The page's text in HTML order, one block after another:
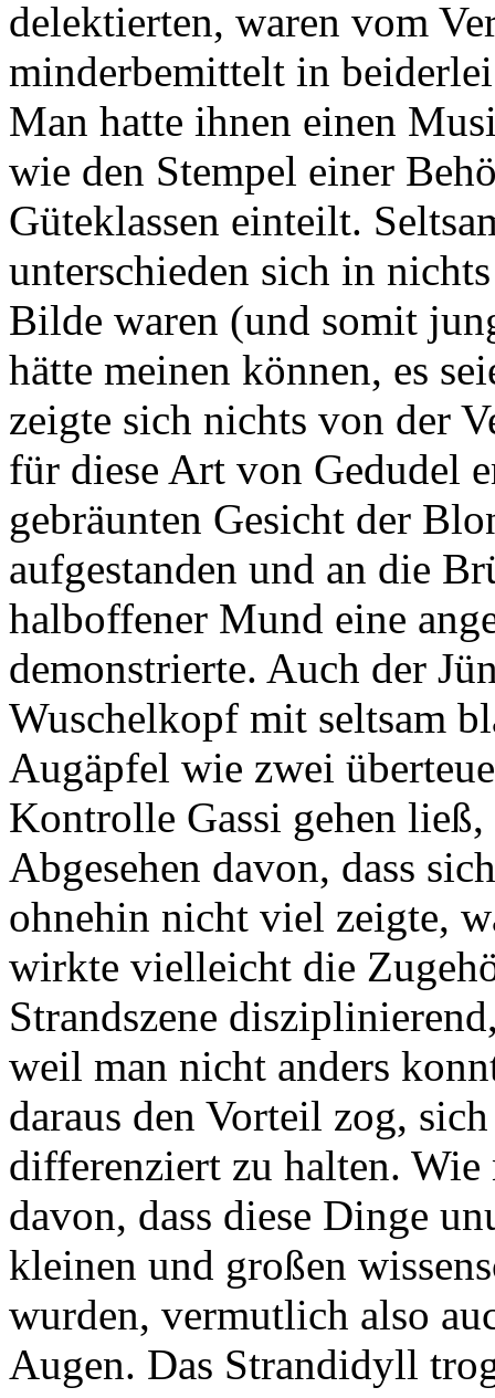
delektierten, waren vom
minderbemittelt in
Man hatte ihnen einen
wie den Stempel einer
Güteklassen einteilt.
unterschieden sich in
Bilde waren (und somit
hätte meinen können, es
zeigte sich nichts von der
für diese Art von Gedudel
gebräunten Gesicht der
aufgestanden und an die
halboffener Mund eine
demonstrierte. Auch der
Wuschelkopf mit seltsam
Augäpfel wie zwei
Kontrolle Gassi gehen
Abgesehen davon, dass
ohnehin nicht viel zeigte,
wirkte vielleicht die
Strandszene
weil man nicht anders
daraus den Vorteil zog,
differenziert zu halten.
davon, dass diese Dinge
kleinen und großen
wurden, vermutlich also
Augen. Das Strandidyll